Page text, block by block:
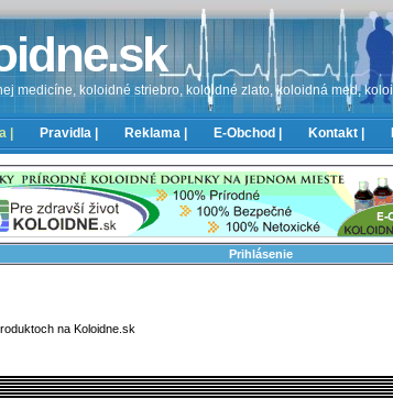
medicíne, koloidné striebro, koloidné zlato, koloidná med,
| Pravidla | Reklama | E-Obchod | Kontakt |
Prihlásenie
na Koloidne.sk